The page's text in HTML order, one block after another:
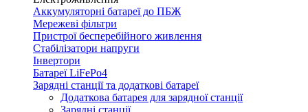
Аккумуляторні батареї до ПБЖ
Мережеві фільтри
Пристрої бесперебійного живлення
Стабілізатори напруги
Інвертори
Батареї LiFePo4
Зарядні станції та додаткові батареї
Додаткова батарея для зарядної станції
Зарядні станції